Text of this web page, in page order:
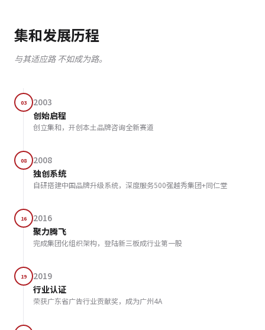
集和发展历程
与其适应路 不如成为路。
03
2003
创始启程
创立集和，开创本土品牌咨询全新赛道
08
2008
独创系统
自研搭建中国品牌升级系统，深度服务500强越秀集团+同仁堂
16
2016
聚力腾飞
完成集团化组织架构，登陆新三板成行业第一股
19
2019
行业认证
荣获广东省广告行业贡献奖，成为广州4A